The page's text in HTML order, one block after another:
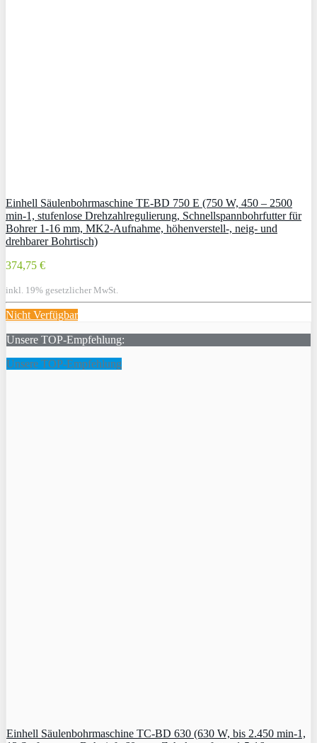
Einhell Säulenbohrmaschine TE-BD 750 E (750 W, 450 – 2500
min-1, stufenlose Drehzahlregulierung, Schnellspannbohrfutter für
Bohrer 1-16 mm, MK2-Aufnahme, höhenverstell-, neig- und
drehbarer Bohrtisch)
374,75 €
inkl. 19% gesetzlicher MwSt.
Nicht Verfügbar
Unsere TOP-Empfehlung:
Unsere TOP-Empfehlung
Einhell Säulenbohrmaschine TC-BD 630 (630 W, bis 2.450 min-1,